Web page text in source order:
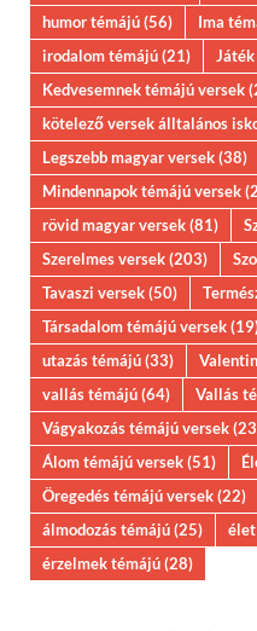
humor témájú(56) Ima
irodalom témájú(21)
Kedvesemnek témájú versek
kötelező versek álltalános
Legszebb magyar versek(38)
Mindennapok témájú versek
rövid magyar versek(81)
Szerelmes versek(203)
Tavaszi versek(50)
Társadalom témájú versek
utazás témájú(33)
vallás témájú(64) Vallás
Vágyakozás témájú versek
Álom témájú versek(51)
Öregedés témájú versek(22)
álmodozás témájú(25)
érzelmek témájú(28)